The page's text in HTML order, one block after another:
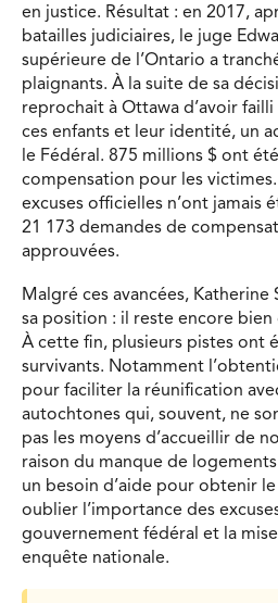
en justice. Résultat : en 2017,
batailles judiciaires, le juge
supérieure de l’Ontario a
plaignants. À la suite de sa
reprochait à Ottawa d’avoir
ces enfants et leur identité, un
le Fédéral. 875 millions $ ont
compensation pour les
excuses officielles n’ont jamais
21 173 demandes de
approuvées.
Malgré ces avancées,
sa position : il reste encore bien
À cette fin, plusieurs pistes ont
survivants. Notamment
pour faciliter la réunification
autochtones qui, souvent, ne
pas les moyens d’accueillir de
raison du manque de
un besoin d’aide pour obtenir le
oublier l’importance des
gouvernement fédéral et la mise
enquête nationale.